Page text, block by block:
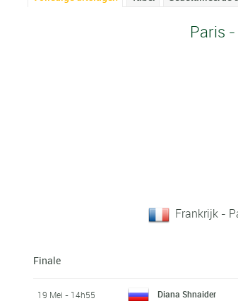
Paris
Frankrijk -
Finale
19 Mei - 14h55 Diana Shnaider